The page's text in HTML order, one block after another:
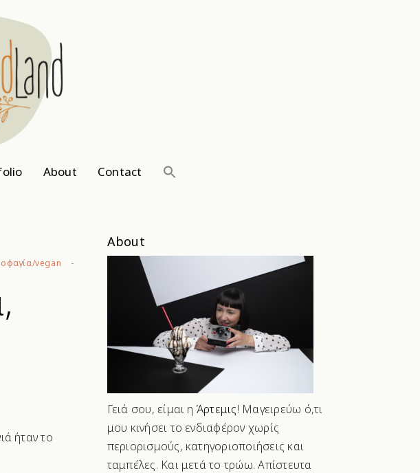
About Contact
vegan
ήταν το
About
Γειά σου, είμαι η Άρτεμις! Μαγειρεύω ό,τι
μου κινήσει το ενδιαφέρον χωρίς
περιορισμούς, κατηγοριοποιήσεις και
ταμπέλες. Και μετά το τρώω. Απίστευτα